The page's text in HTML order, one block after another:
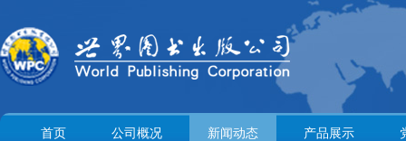
首页 公司概况 新闻动态 产品展示